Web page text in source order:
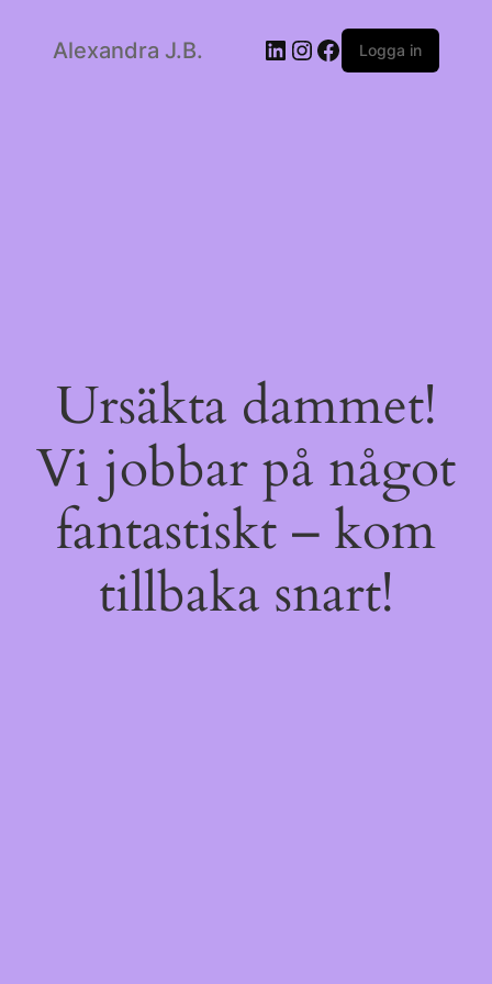
Alexandra J.B. LinkedIn
Instagram
Facebook
Logga in
Ursäkta dammet!
Vi jobbar på något
fantastiskt – kom
tillbaka snart!